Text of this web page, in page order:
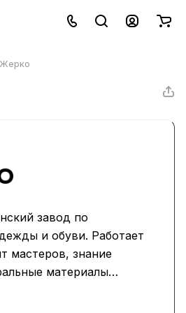
Жерко
завод по
и обуви. Работает
мастеров, знание
материалы
по всей России.